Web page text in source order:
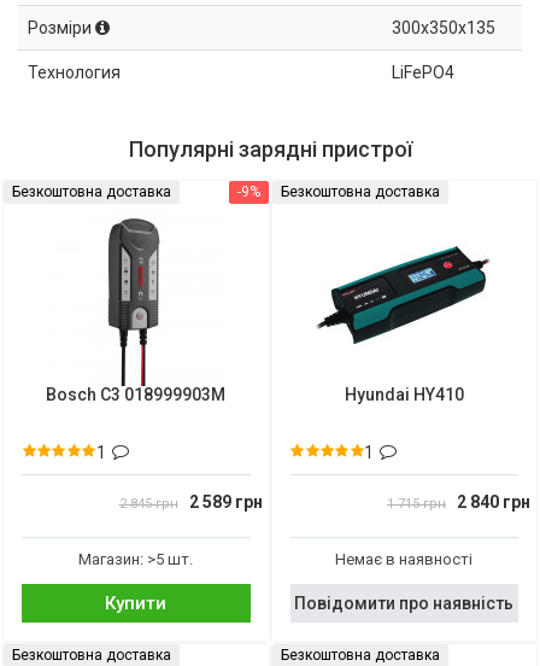
Розміри 300x350x135
Технология LiFePO4
Популярні зарядні пристрої
-9%
Безкоштовна доставка
Bosch C3 018999903M
1
2 845 грн 2 589 грн
Магазин: >5 шт.
Купити
Безкоштовна доставка
Hyundai HY410
1
1 715 грн 2 840 грн
Немає в наявності
Повідомити про наявність
Безкоштовна доставка Безкоштовна доставка